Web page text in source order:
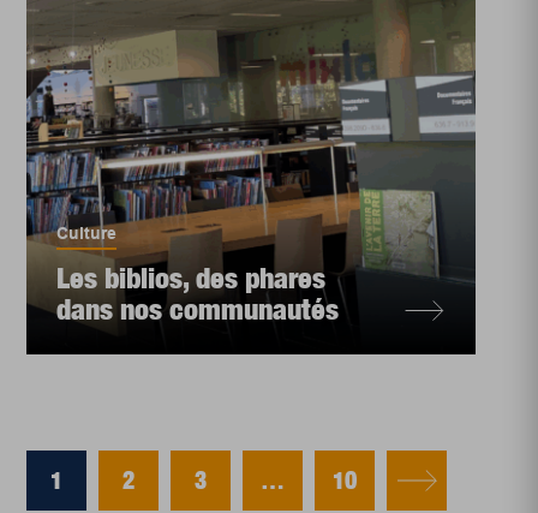
Culture
Les biblios, des phares
dans nos communautés
1 2 3 … 10